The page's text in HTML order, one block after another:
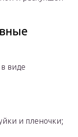
виде
и пленочки;